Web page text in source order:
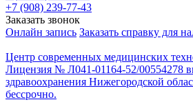
+7 (908) 239-77-43
Заказать звонок
Онлайн запись Заказать справку для
Центр современных медицинских
Лицензия № Л041-01164-52/00554278
здравоохранения Нижегородской
бессрочно.